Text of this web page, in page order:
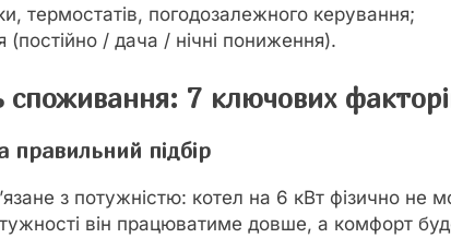
термостатів, погодозалежного керування;
/ дача / нічні пониження).
споживання: 7 ключових
правильний підбір
з потужністю: котел на 6 кВт фізично не
він працюватиме довше, а комфорт